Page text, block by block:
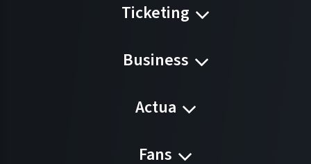
Ticketing
Business
Actua
Fans